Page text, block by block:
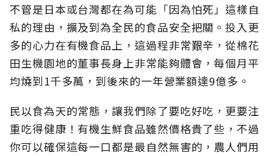
不管是日本或台灣都在為可能「因為怕死」這樣自
私的理由，擴及到為全民的食品安全把關。投入更
多的心力在有機食品上，這過程非常艱辛，從棉花
田生機園地的董事長身上非常能夠體會，每個月平
均燒到1千多萬，到後來的一年營業額達9億多。
民以食為天的常態，讓我們除了要吃好吃，更要注
重吃得健康！有機生鮮食品雖然價格貴了些，不過
你可以確保這每一口都是最自然無害的，農人們用